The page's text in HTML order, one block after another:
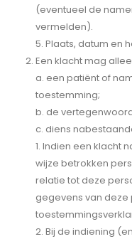
(eventueel de
vermelden).
5. Plaats, datum en
Een klacht mag
a. een patiënt of
toestemming;
b. de
c. diens
1. Indien een klacht
wijze betrokken
relatie tot deze
gegevens van
2. Bij de indiening